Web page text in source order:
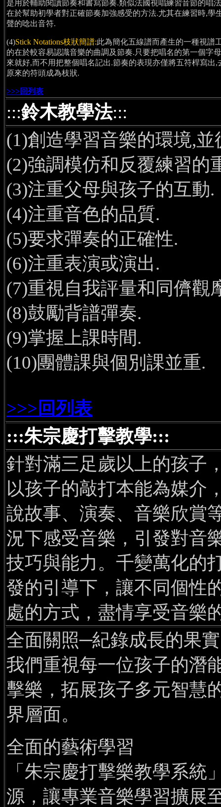
是用於輔助閱讀節奏和書寫節奏.類似法國視唱練習音節的唱
在於幫助初學者對正確節奏加強感受的方法.尤其在練習時,學
聲的唸出音符.
(4)Stick Notations枝狀簡譜:此為簡化五線譜而產生的一種視譜
的在於較容易認識音樂的曲調及節奏.只要把唱名的第一個字
來就好,而不用把整個唱名記出.節奏的表現亦僅將五符桿寫出,
原來的符頭成為枝狀.
>>>回列表
:::鈴木教學法:::
(1)創造學習音樂的環境,
(2)強調模仿和反覆練習的
(3)注重父母與孩子的互動.
(4)注重音色的品質.
(5)要求彈奏的正確性.
(6)注重表演或演出.
(7)重視自我評量和同儕觀
(8)鼓勵背譜彈奏.
(9)掌握上課時間.
(10)團體課與個別課並重.
>>>回列表
:::朱宗慶打擊教學:::
針對滿三足歲以上的孩子
以孩子的敲打本能為媒介
說故事、演奏、音樂欣賞
況下感受音樂，引發對音
技巧與能力。千變萬化的
發的引導下，讓不同個性
處的方式，盡情享受音樂
全面關照─紀錄成長的果實
我們重視每一位孩子的潛
擊樂，拓展孩子多元智慧
界層面。
全面的藝術學習
「朱宗慶打擊樂教學系
源，讓專業音樂學習擴展